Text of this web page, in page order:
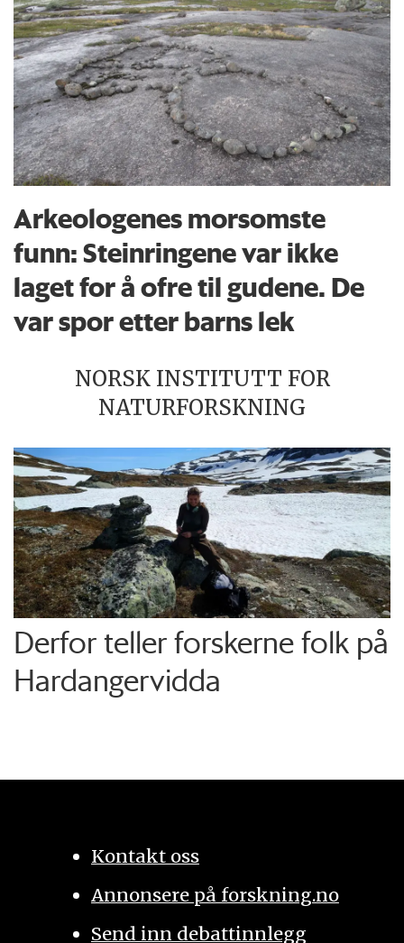
Arkeologenes morsomste
funn: Steinringene var ikke
laget for å ofre til gudene. De
var spor etter barns lek
NORSK INSTITUTT FOR
NATURFORSKNING
Derfor teller forskerne folk på
Hardangervidda
Kontakt oss
Annonsere på forskning.no
Send inn debattinnlegg